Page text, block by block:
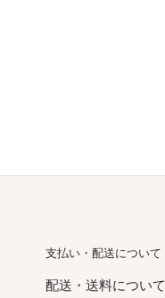
支払い・配送について
配送・送料について